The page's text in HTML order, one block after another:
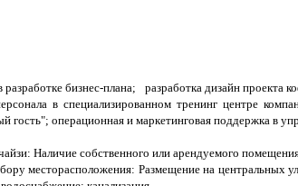
разработке бизнес-плана; разработка дизайн
в специализированном тренинг центре
гость"; операционная и маркетинговая поддержка в
Наличие собственного или арендуемого
месторасположения: Размещение на центральных